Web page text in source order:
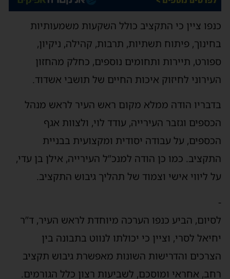
כנפו ציין כי התקציב כולל השקעות משמעותיות
בחינוך, פיתוח תשתיות, תרבות, קהילה, ניקיון,
ספורט, תיירות ותחומים נוספים, כחלק מהחזון
העירוני לחיזוק איכות החיים של תושבי אשדוד.
בדבריו הודה ממלא מקום ראש העיר לראש מנהל
הכספים וגזבר העירייה, עודד לוי, ולצוות אגף
הכספים, על עבודה יסודית ומקצועית בבניית
התקציב. כמו כן הודה למנכ”ל העירייה, אילן בן עדי,
על ליווי אישי וצמוד של תהליך גיבוש התקציב.
-
לסיום, הביע כנפו הערכה מיוחדת לראש העיר, ד”ר
יחיאל לסרי, וציין כי יכולתו לנווט בתבונה בין
הצרכים והדרישות השונות מאפשרת גיבוש תקציב
רחב, אחראי ומוסכם, לשביעות רצון כלל הגורמים.